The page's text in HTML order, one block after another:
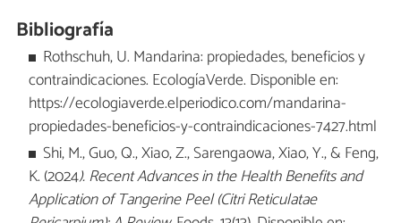
Bibliografía
Rothschuh, U. Mandarina: propiedades, beneficios y
contraindicaciones. EcologíaVerde. Disponible en:
https://ecologiaverde.elperiodico.com/mandarina-
propiedades-beneficios-y-contraindicaciones-7427.html
Shi, M., Guo, Q., Xiao, Z., Sarengaowa, Xiao, Y., & Feng,
K. (2024).Recent Advances in the Health Benefits and
Application of Tangerine Peel (Citri Reticulatae